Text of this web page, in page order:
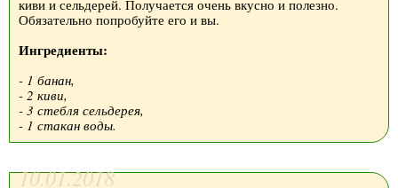
киви и сельдерей. Получается очень вкусно и полезно.
Обязательно попробуйте его и вы.
Ингредиенты:
- 1 банан,
- 2 киви,
- 3 стебля сельдерея,
- 1 стакан воды.
10.01.2018